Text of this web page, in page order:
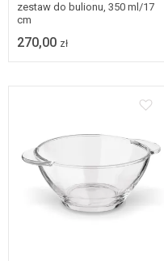
zestaw do bulionu, 350 ml/17
cm
270,00 zł